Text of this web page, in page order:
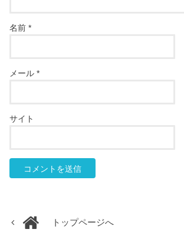
名前*
メール*
サイト
トップページへ